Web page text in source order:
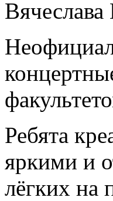
Вячеслава
Ребята
яркими и
лёгких на